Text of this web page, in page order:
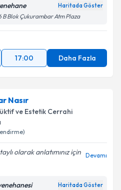
Haritada Göster
B Blok Çukurambar Atm Plaza
17:00 Daha Fazla
Nasır
ve Estetik Cerrahi
olarak anlatımınız için Devamı
Haritada Göster